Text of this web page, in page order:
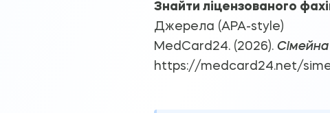
Знайти ліцензованого
Джерела (APA-style)
MedCard24. (2026). Сімейна
https://medcard24.net/